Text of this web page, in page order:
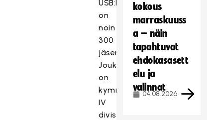
USB:llä
on
noin
300
jäsentä.
Joukkueita
on
kymmenen;
IV
divisioonassa
kokous
marraskuuss
a – näin
tapahtuvat
ehdokasasett
elu ja
valinnat
04.08.2026